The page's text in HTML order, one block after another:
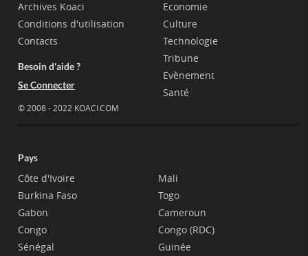
Archives Koaci
Conditions d'utilisation
Contacts
Besoin d'aide ?
Se Connecter
© 2008 - 2022 KOACI.COM
Economie
Culture
Technologie
Tribune
Evènement
Santé
Pays
Côte d'Ivoire
Burkina Faso
Gabon
Congo
Sénégal
Mali
Togo
Cameroun
Congo (RDC)
Guinée